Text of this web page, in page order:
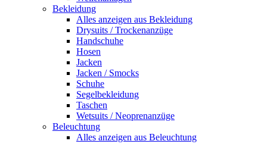
Bekleidung
Alles anzeigen aus Bekleidung
Drysuits / Trockenanzüge
Handschuhe
Hosen
Jacken
Jacken / Smocks
Schuhe
Segelbekleidung
Taschen
Wetsuits / Neoprenanzüge
Beleuchtung
Alles anzeigen aus Beleuchtung